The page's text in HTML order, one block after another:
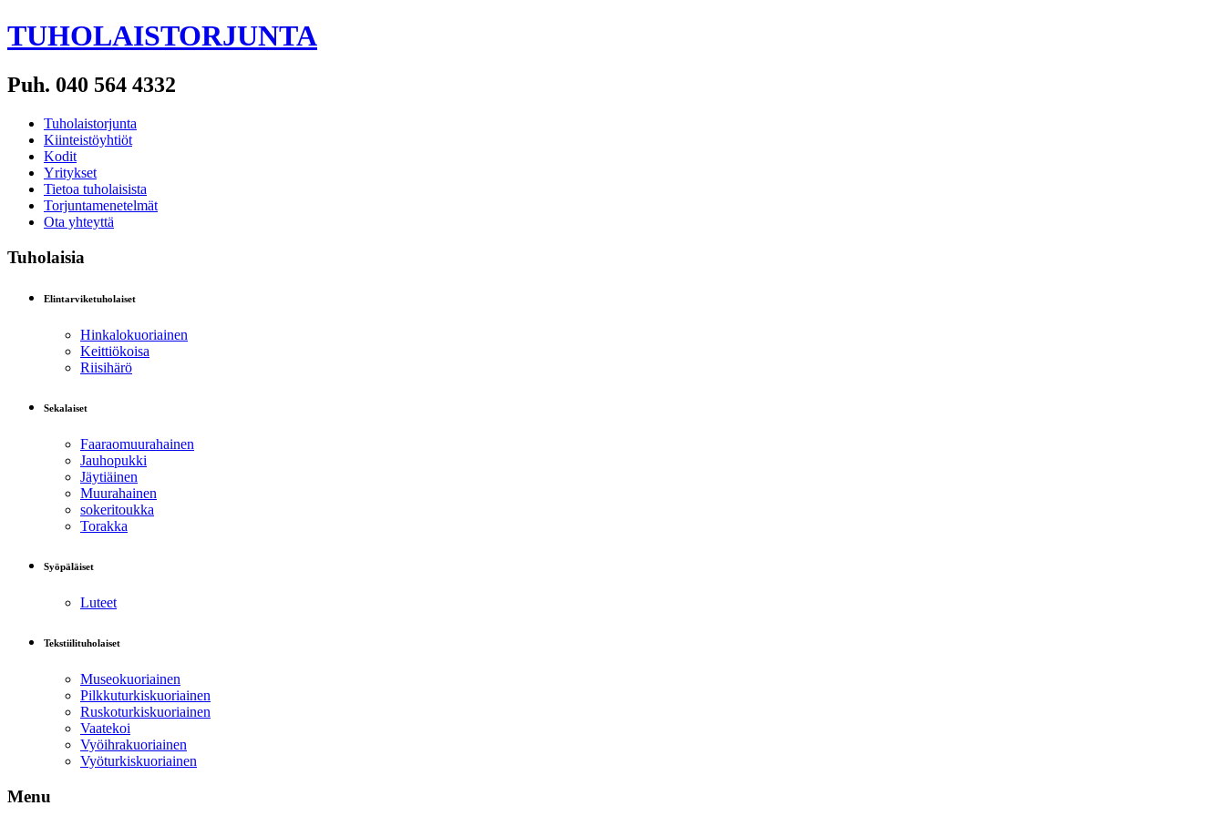
TUHOLAISTORJUNTA
Puh. 040 564 4332
Tuholaistorjunta
Kiinteistöyhtiöt
Kodit
Yritykset
Tietoa tuholaisista
Torjuntamenetelmät
Ota yhteyttä
Tuholaisia
Elintarviketuholaiset
Hinkalokuoriainen
Keittiökoisa
Riisihärö
Sekalaiset
Faaraomuurahainen
Jauhopukki
Jäytiäinen
Muurahainen
sokeritoukka
Torakka
Syöpäläiset
Luteet
Tekstiilituholaiset
Museokuoriainen
Pilkkuturkiskuoriainen
Ruskoturkiskuoriainen
Vaatekoi
Vyöihrakuoriainen
Vyöturkiskuoriainen
Menu